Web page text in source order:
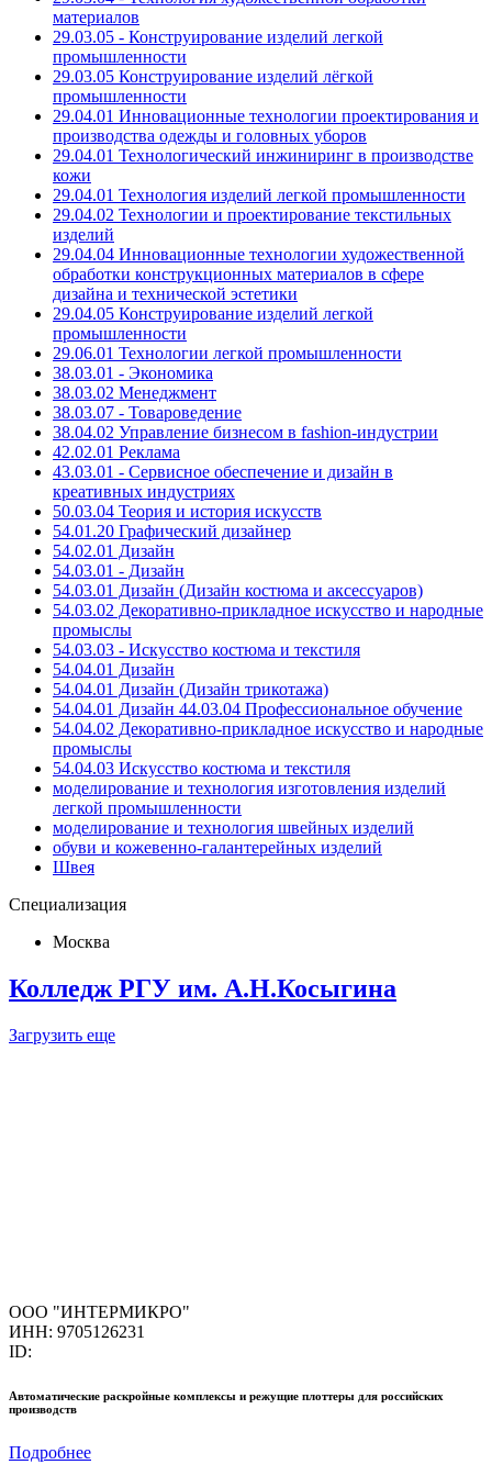
материалов
29.03.05 - Конструирование изделий легкой
промышленности
29.03.05 Конструирование изделий лёгкой
промышленности
29.04.01 Инновационные технологии проектирования и
производства одежды и головных уборов
29.04.01 Технологический инжиниринг в производстве
кожи
29.04.01 Технология изделий легкой промышленности
29.04.02 Технологии и проектирование текстильных
изделий
29.04.04 Инновационные технологии художественной
обработки конструкционных материалов в сфере
дизайна и технической эстетики
29.04.05 Конструирование изделий легкой
промышленности
29.06.01 Технологии легкой промышленности
38.03.01 - Экономика
38.03.02 Менеджмент
38.03.07 - Товароведение
38.04.02 Управление бизнесом в fashion-индустрии
42.02.01 Реклама
43.03.01 - Сервисное обеспечение и дизайн в
креативных индустриях
50.03.04 Теория и история искусств
54.01.20 Графический дизайнер
54.02.01 Дизайн
54.03.01 - Дизайн
54.03.01 Дизайн (Дизайн костюма и аксессуаров)
54.03.02 Декоративно-прикладное искусство и народные
промыслы
54.03.03 - Искусство костюма и текстиля
54.04.01 Дизайн
54.04.01 Дизайн (Дизайн трикотажа)
54.04.01 Дизайн 44.03.04 Профессиональное обучение
54.04.02 Декоративно-прикладное искусство и народные
промыслы
54.04.03 Искусство костюма и текстиля
моделирование и технология изготовления изделий
легкой промышленности
моделирование и технология швейных изделий
обуви и кожевенно-галантерейных изделий
Швея
Специализация
Москва
Колледж РГУ им. А.Н.Косыгина
Загрузить еще
ООО "ИНТЕРМИКРО"
ИНН: 9705126231
ID:
Автоматические раскройные комплексы и режущие плоттеры для российских
производств
Подробнее